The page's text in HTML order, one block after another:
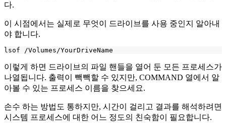
다.
이 시점에서는 실제로 무엇이 드라이브를 사용 중인지 알아내
야 합니다.
이렇게 하면 드라이브의 파일 핸들을 열어 둔 모든 프로세스가
나열됩니다. 출력이 빽빽할 수 있지만, COMMAND 열에서 알
아볼 수 있는 프로세스 이름을 찾으세요.
손수 하는 방법도 통하지만, 시간이 걸리고 결과를 해석하려면
시스템 프로세스에 대한 어느 정도의 친숙함이 필요합니다.